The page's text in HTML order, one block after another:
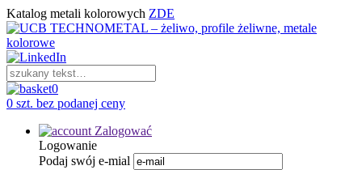
Katalog metali kolorowych ZDE
0
0 szt. bez podanej ceny
Zalogować
Logowanie
Podaj swój e-mial